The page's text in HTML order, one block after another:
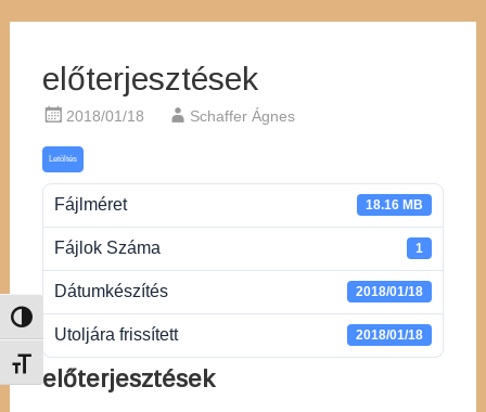
Nagy kontraszt váltása
Betűméret váltása
előterjesztések
2018/01/18 Schaffer Ágnes
Letöltés
Fájlméret 18.16 MB
Fájlok Száma 1
Dátumkészítés 2018/01/18
Utoljára frissített 2018/01/18
előterjesztések